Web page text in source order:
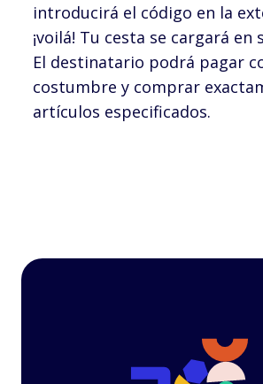
introducirá el código en la
¡voilá! Tu cesta se cargará en
El destinatario podrá pagar
costumbre y comprar
artículos especificados.